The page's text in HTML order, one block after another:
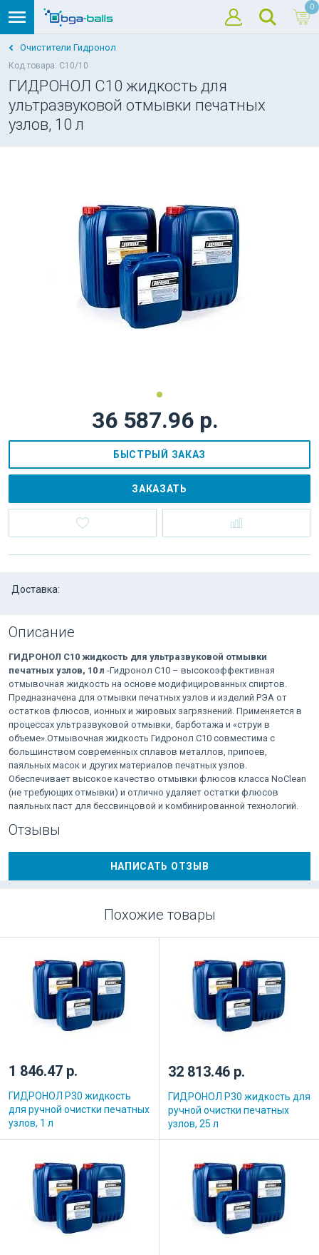
0
Очистители Гидронол
Код товара: С10/10
ГИДРОНОЛ С10 жидкость для
ультразвуковой отмывки печатных
узлов, 10 л
36 587.96 р.
БЫСТРЫЙ ЗАКАЗ
ЗАКАЗАТЬ
Доставка:
Описание
ГИДРОНОЛ С10 жидкость для ультразвуковой отмывки
печатных узлов, 10 л -Гидронол С10 – высокоэффективная
отмывочная жидкость на основе модифицированных спиртов.
Предназначена для отмывки печатных узлов и изделий РЭА от
остатков флюсов, ионных и жировых загрязнений. Применяется в
процессах ультразвуковой отмывки, барботажа и «струи в
объеме».Отмывочная жидкость Гидронол С10 совместима с
большинством современных сплавов металлов, припоев,
паяльных масок и других материалов печатных узлов.
Обеспечивает высокое качество отмывки флюсов класса NoClean
(не требующих отмывки) и отлично удаляет остатки флюсов
паяльных паст для бессвинцовой и комбинированной технологий.
Отзывы
НАПИСАТЬ ОТЗЫВ
Похожие товары
1 846.47 р.
ГИДРОНОЛ Р30 жидкость
для ручной очистки печатных
узлов, 1 л
32 813.46 р.
ГИДРОНОЛ Р30 жидкость для
ручной очистки печатных
узлов, 25 л